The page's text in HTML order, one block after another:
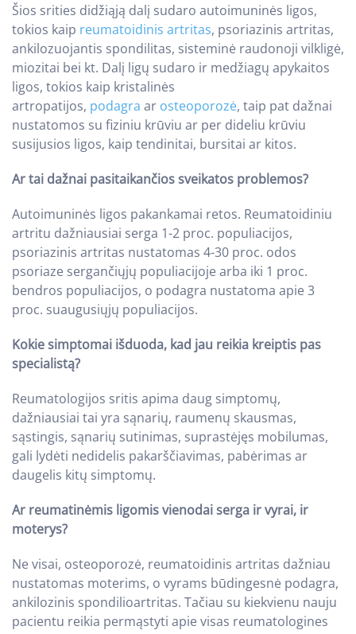
Šios srities didžiąją dalį sudaro autoimuninės ligos,
tokios kaip reumatoidinis artritas, psoriazinis artritas,
ankilozuojantis spondilitas, sisteminė raudonoji vilkligė,
miozitai bei kt. Dalį ligų sudaro ir medžiagų apykaitos
ligos, tokios kaip kristalinės
artropatijos, podagra ar osteoporozė, taip pat dažnai
nustatomos su fiziniu krūviu ar per dideliu krūviu
susijusios ligos, kaip tendinitai, bursitai ar kitos.
Ar tai dažnai pasitaikančios sveikatos problemos?
Autoimuninės ligos pakankamai retos. Reumatoidiniu
artritu dažniausiai serga 1-2 proc. populiacijos,
psoriazinis artritas nustatomas 4-30 proc. odos
psoriaze sergančiųjų populiacijoje arba iki 1 proc.
bendros populiacijos, o podagra nustatoma apie 3
proc. suaugusiųjų populiacijos.
Kokie simptomai išduoda, kad jau reikia kreiptis pas
specialistą?
Reumatologijos sritis apima daug simptomų,
dažniausiai tai yra sąnarių, raumenų skausmas,
sąstingis, sąnarių sutinimas, suprastėjęs mobilumas,
gali lydėti nedidelis pakarščiavimas, pabėrimas ar
daugelis kitų simptomų.
Ar reumatinėmis ligomis vienodai serga ir vyrai, ir
moterys?
Ne visai, osteoporozė, reumatoidinis artritas dažniau
nustatomas moterims, o vyrams būdingesnė podagra,
ankilozinis spondilioartritas. Tačiau su kiekvienu nauju
pacientu reikia permąstyti apie visas reumatologines